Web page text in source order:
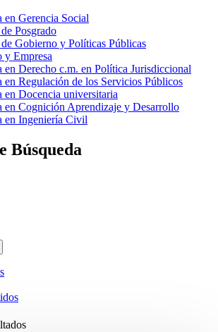
en Gerencia Social
Posgrado
Gobierno y Políticas Públicas
y Empresa
en Derecho c.m. en Política Jurisdiccional
en Regulación de los Servicios Públicos
en Docencia universitaria
en Cognición Aprendizaje y Desarrollo
en Ingeniería Civil
Búsqueda